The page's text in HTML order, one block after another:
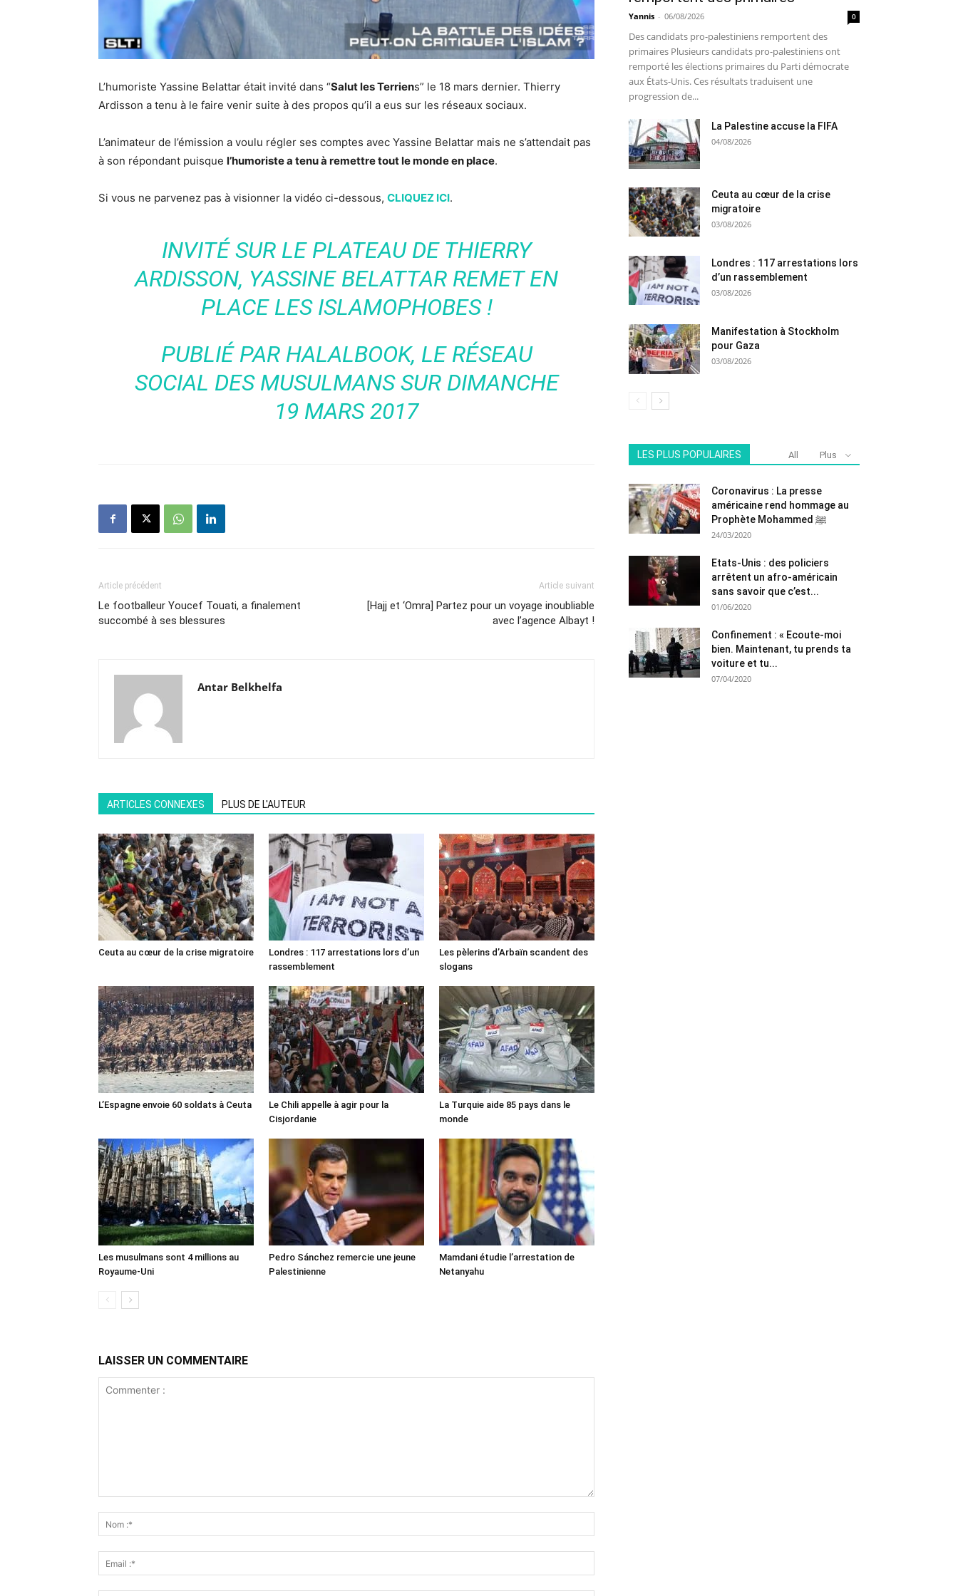
L’humoriste Yassine Belattar était invité dans “Salut les Terriens” le 18 mars dernier. Thierry
Ardisson a tenu à le faire venir suite à des propos qu’il a eus sur les réseaux sociaux.
L’animateur de l’émission a voulu régler ses comptes avec Yassine Belattar mais ne s’attendait pas
à son répondant puisque l’humoriste a tenu à remettre tout le monde en place.
Si vous ne parvenez pas à visionner la vidéo ci-dessous, CLIQUEZ ICI.
INVITÉ SUR LE PLATEAU DE THIERRY
ARDISSON, YASSINE BELATTAR REMET EN
PLACE LES ISLAMOPHOBES !
PUBLIÉ PAR HALALBOOK, LE RÉSEAU
SOCIAL DES MUSULMANSSUR DIMANCHE
19 MARS 2017
Article précédent
Le footballeur Youcef Touati, a finalement
succombé à ses blessures
Article suivant
[Hajj et ‘Omra] Partez pour un voyage inoubliable
avec l’agence Albayt !
Antar Belkhelfa
ARTICLES CONNEXES PLUS DE L'AUTEUR
Ceuta au cœur de la crise migratoire
Londres : 117 arrestations lors d’un
rassemblement
Les pèlerins d’Arbaïn scandent des
slogans
L’Espagne envoie 60 soldats à Ceuta
Le Chili appelle à agir pour la
Cisjordanie
La Turquie aide 85 pays dans le
monde
Les musulmans sont 4 millions au
Royaume-Uni
Pedro Sánchez remercie une jeune
Palestinienne
Mamdani étudie l’arrestation de
Netanyahu
LAISSER UN COMMENTAIRE
Yannis - 06/08/2026 0
Des candidats pro-palestiniens remportent des
primaires Plusieurs candidats pro-palestiniens ont
remporté les élections primaires du Parti démocrate
aux États-Unis. Ces résultats traduisent une
progression de...
La Palestine accuse la FIFA
04/08/2026
Ceuta au cœur de la crise
migratoire
03/08/2026
Londres : 117 arrestations lors
d’un rassemblement
03/08/2026
Manifestation à Stockholm
pour Gaza
03/08/2026
LES PLUS POPULAIRES All Plus
Coronavirus : La presse
américaine rend hommage au
Prophète Mohammed ﷺ
24/03/2020
Etats-Unis : des policiers
arrêtent un afro-américain
sans savoir que c’est...
01/06/2020
Confinement : « Ecoute-moi
bien. Maintenant, tu prends ta
voiture et tu...
07/04/2020